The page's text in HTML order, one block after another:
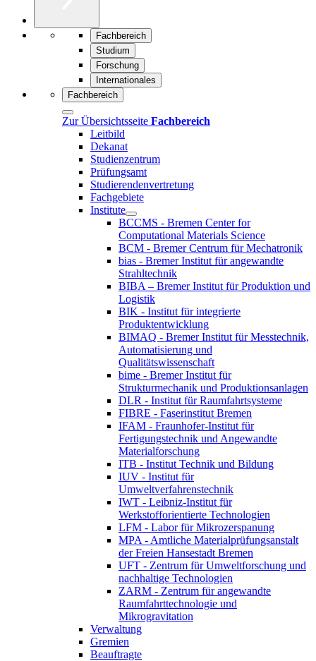
Fachbereich
Studium
Forschung
Internationales
Fachbereich
Zur Übersichtsseite Fachbereich
Leitbild
Dekanat
Studienzentrum
Prüfungsamt
Studierendenvertretung
Fachgebiete
Institute
BCCMS - Bremen Center for
Computational Materials Science
BCM - Bremer Centrum für Mechatronik
bias - Bremer Institut für angewandte
Strahltechnik
BIBA – Bremer Institut für Produktion und
Logistik
BIK - Institut für integrierte
Produktentwicklung
BIMAQ - Bremer Institut für Messtechnik,
Automatisierung und
Qualitätswissenschaft
bime - Bremer Institut für
Strukturmechanik und Produktionsanlagen
DLR - Institut für Raumfahrtsysteme
FIBRE - Faserinstitut Bremen
IFAM - Fraunhofer-Institut für
Fertigungstechnik und Angewandte
Materialforschung
ITB - Institut Technik und Bildung
IUV - Institut für
Umweltverfahrenstechnik
IWT - Leibniz-Institut für
Werkstofforientierte Technologien
LFM - Labor für Mikrozerspanung
MPA - Amtliche Materialprüfungsanstalt
der Freien Hansestadt Bremen
UFT - Zentrum für Umweltforschung und
nachhaltige Technologien
ZARM - Zentrum für angewandte
Raumfahrttechnologie und
Mikrogravitation
Verwaltung
Gremien
Beauftragte